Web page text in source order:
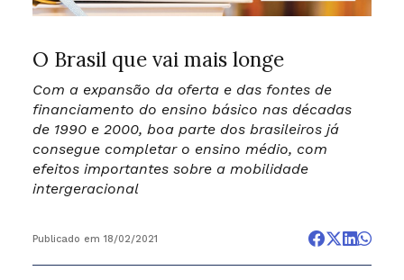
O Brasil que vai mais longe
Com a expansão da oferta e das fontes de
financiamento do ensino básico nas décadas
de 1990 e 2000, boa parte dos brasileiros já
consegue completar o ensino médio, com
efeitos importantes sobre a mobilidade
intergeracional
Publicado em 18/02/2021